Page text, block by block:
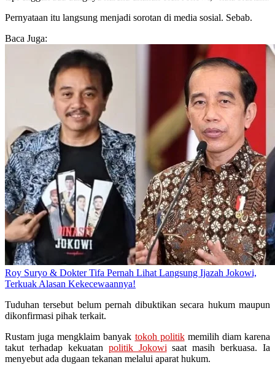
Pernyataan itu langsung menjadi sorotan di media sosial. Sebab.
Baca Juga:
Roy Suryo & Dokter Tifa Pernah Lihat Langsung Ijazah Jokowi,
Terkuak Alasan Kekecewaannya!
Tuduhan tersebut belum pernah dibuktikan secara hukum maupun
dikonfirmasi pihak terkait.
Rustam juga mengklaim banyak tokoh politikmemilih diam karena
takut terhadap kekuatan politik Jokowi saat masih berkuasa. Ia
menyebut ada dugaan tekanan melalui aparat hukum.